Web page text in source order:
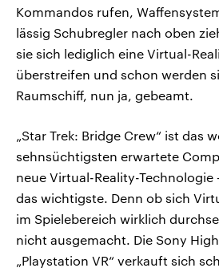
Kommandos rufen,
lässig Schubregler nach oben
sie sich lediglich eine Virtual-
überstreifen und schon werden
Raumschiff, nun ja, gebeamt.
„Star Trek: Bridge Crew“ ist das
sehnsüchtigsten erwartete
neue Virtual-Reality-
das wichtigste. Denn ob sich
im Spielebereich wirklich
nicht ausgemacht. Die Sony
„Playstation VR“ verkauft sich